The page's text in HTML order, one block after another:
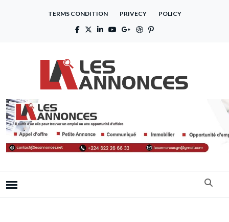
TERMS CONDITION PRIVECY POLICY